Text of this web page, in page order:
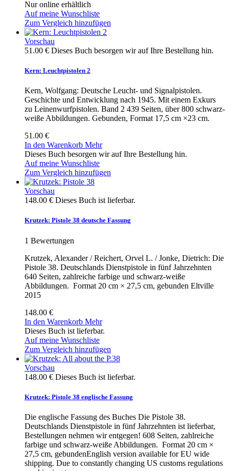
Nur online erhältlich
Auf meine Wunschliste
Zum Vergleich hinzufügen
Vorschau
51.00 € Dieses Buch besorgen wir auf Ihre Bestellung hin.
Kern: Leuchtpistolen 2
Kern, Wolfgang: Deutsche Leucht- und Signalpistolen.
Geschichte und Entwicklung nach 1945. Mit einem Exkurs
zu Leinenwurfpistolen. Band 2 439 Seiten, über 800 schwarz-
weiße Abbildungen. Gebunden, Format 17,5 cm ×23 cm.
51.00 €
In den Warenkorb Mehr
Dieses Buch besorgen wir auf Ihre Bestellung hin.
Auf meine Wunschliste
Zum Vergleich hinzufügen
Vorschau
148.00 € Dieses Buch ist lieferbar.
Krutzek: Pistole 38 deutsche Fassung
1 Bewertungen
Krutzek, Alexander / Reichert, Orvel L. / Jonke, Dietrich: Die
Pistole 38. Deutschlands Dienstpistole in fünf Jahrzehnten
640 Seiten, zahlreiche farbige und schwarz-weiße
Abbildungen. Format 20 cm × 27,5 cm, gebunden Eltville
2015
148.00 €
In den Warenkorb Mehr
Dieses Buch ist lieferbar.
Auf meine Wunschliste
Zum Vergleich hinzufügen
Vorschau
148.00 € Dieses Buch ist lieferbar.
Krutzek: Pistole 38 englische Fassung
Die englische Fassung des Buches Die Pistole 38.
Deutschlands Dienstpistole in fünf Jahrzehnten ist lieferbar,
Bestellungen nehmen wir entgegen! 608 Seiten, zahlreiche
farbige und schwarz-weiße Abbildungen. Format 20 cm ×
27,5 cm, gebundenEnglish version available for EU wide
shipping. Due to constantly changing US customs regulations